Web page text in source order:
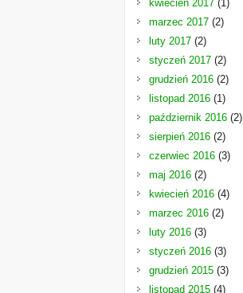
kwiecień 2017(1)
marzec 2017(2)
luty 2017(2)
styczeń 2017(2)
grudzień 2016(2)
listopad 2016(1)
październik 2016(2)
sierpień 2016(2)
czerwiec 2016(3)
maj 2016(2)
kwiecień 2016(4)
marzec 2016(2)
luty 2016(3)
styczeń 2016(3)
grudzień 2015(3)
listopad 2015(4)